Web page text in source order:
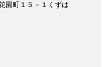
園町１５－１くずは